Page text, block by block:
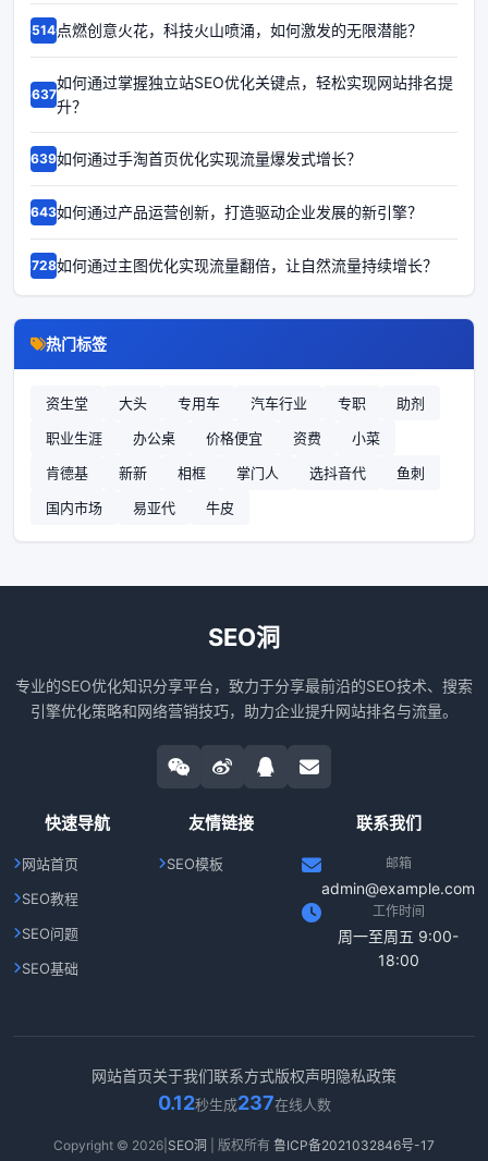
65140点燃创意火花，科技火山喷涌，如何激发的无限潜能？
66372
如何通过掌握独立站SEO优化关键点，轻松实现网站排名提
升？
66398如何通过手淘首页优化实现流量爆发式增长？
66435如何通过产品运营创新，打造驱动企业发展的新引擎？
67282如何通过主图优化实现流量翻倍，让自然流量持续增长？
热门标签
资生堂 大头 专用车 汽车行业 专职
助剂
职业生涯
办公桌 价格便宜 资费
小菜
肯德基
新新 相框 掌门人 选抖音代
鱼刺
国内市场
易亚代 牛皮
SEO洞
专业的SEO优化知识分享平台，致力于分享最前沿的SEO技术、搜索
引擎优化策略和网络营销技巧，助力企业提升网站排名与流量。
快速导航
网站首页
SEO教程
SEO问题
SEO基础
友情链接
SEO模板
联系我们
邮箱
admin@example.com
工作时间
周一至周五 9:00-
18:00
网站首页关于我们联系方式版权声明隐私政策
0.12秒生成237在线人数
Copyright © 2026| SEO洞 | 版权所有 鲁ICP备2021032846号-17